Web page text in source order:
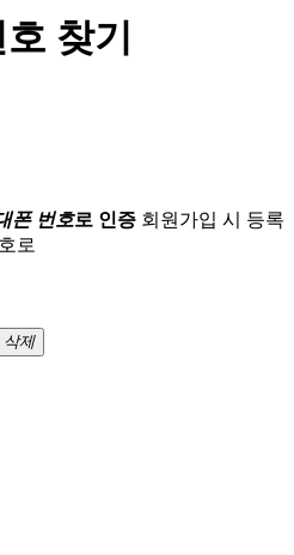
찾기
폰 번호로 인증 회원가입 시 등록
로
삭제